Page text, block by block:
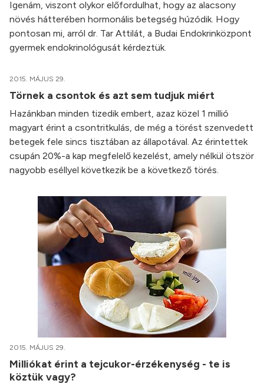
Igenám, viszont olykor előfordulhat, hogy az alacsony
növés hátterében hormonális betegség húzódik. Hogy
pontosan mi, arról dr. Tar Attilát, a Budai Endokrinközpont
gyermek endokrinológusát kérdeztük.
2015. MÁJUS 29.
Törnek a csontok és azt sem tudjuk miért
Hazánkban minden tizedik embert, azaz közel 1 millió
magyart érint a csontritkulás, de még a törést szenvedett
betegek fele sincs tisztában az állapotával. Az érintettek
csupán 20%-a kap megfelelő kezelést, amely nélkül ötször
nagyobb eséllyel következik be a következő törés.
2015. MÁJUS 29.
Milliókat érint a tejcukor-érzékenység - te is
köztük vagy?